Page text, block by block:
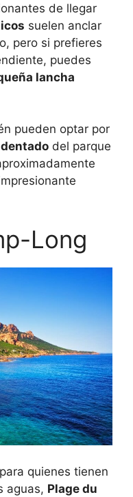
de llegar
suelen anclar
pero si prefieres
puedes
lancha
pueden optar por
del parque
Long
para quienes tienen
aguas, Plage du